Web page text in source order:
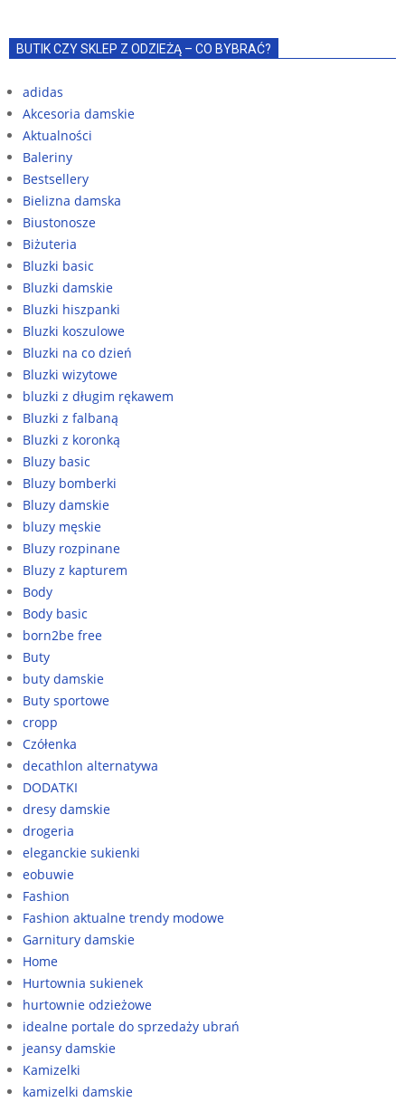
BUTIK CZY SKLEP Z ODZIEŻĄ – CO BYBRAĆ?
adidas
Akcesoria damskie
Aktualności
Baleriny
Bestsellery
Bielizna damska
Biustonosze
Biżuteria
Bluzki basic
Bluzki damskie
Bluzki hiszpanki
Bluzki koszulowe
Bluzki na co dzień
Bluzki wizytowe
bluzki z długim rękawem
Bluzki z falbaną
Bluzki z koronką
Bluzy basic
Bluzy bomberki
Bluzy damskie
bluzy męskie
Bluzy rozpinane
Bluzy z kapturem
Body
Body basic
born2be free
Buty
buty damskie
Buty sportowe
cropp
Czółenka
decathlon alternatywa
DODATKI
dresy damskie
drogeria
eleganckie sukienki
eobuwie
Fashion
Fashion aktualne trendy modowe
Garnitury damskie
Home
Hurtownia sukienek
hurtownie odzieżowe
idealne portale do sprzedaży ubrań
jeansy damskie
Kamizelki
kamizelki damskie